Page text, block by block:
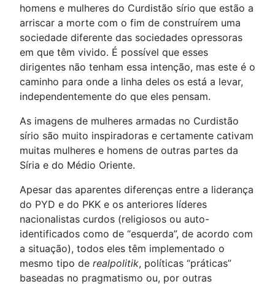
homens e mulheres do Curdistão sírio que estão a
arriscar a morte com o fim de construírem uma
sociedade diferente das sociedades opressoras
em que têm vivido. É possível que esses
dirigentes não tenham essa intenção, mas este é o
caminho para onde a linha deles os está a levar,
independentemente do que eles pensam.
As imagens de mulheres armadas no Curdistão
sírio são muito inspiradoras e certamente cativam
muitas mulheres e homens de outras partes da
Síria e do Médio Oriente.
Apesar das aparentes diferenças entre a liderança
do PYD e do PKK e os anteriores líderes
nacionalistas curdos (religiosos ou auto-
identificados como de “esquerda”, de acordo com
a situação), todos eles têm implementado o
mesmo tipo de realpolitik, políticas “práticas”
baseadas no pragmatismo ou, por outras